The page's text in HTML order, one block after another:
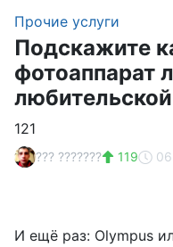
Прочие услуги
Подскажите
фотоаппарат
121
??? ??????? 119
И ещё раз: Olympus